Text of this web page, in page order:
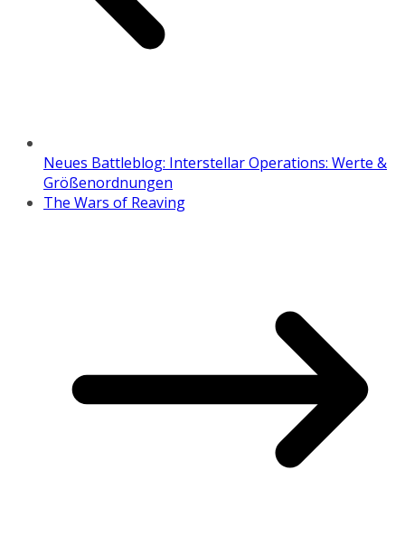
Neues Battleblog: Interstellar Operations: Werte &
Größenordnungen
The Wars of Reaving